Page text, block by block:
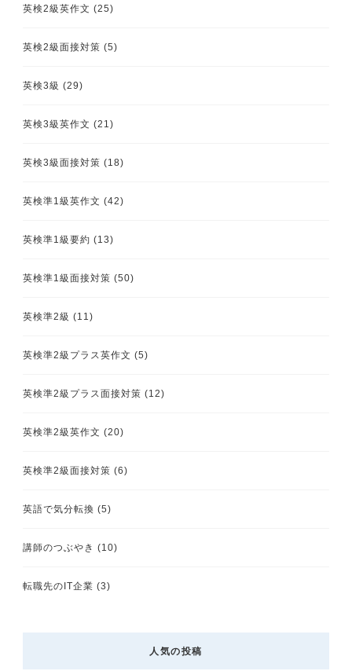
英検2級英作文 (25)
英検2級面接対策 (5)
英検3級 (29)
英検3級英作文 (21)
英検3級面接対策 (18)
英検準1級英作文 (42)
英検準1級要約 (13)
英検準1級面接対策 (50)
英検準2級 (11)
英検準2級プラス英作文 (5)
英検準2級プラス面接対策 (12)
英検準2級英作文 (20)
英検準2級面接対策 (6)
英語で気分転換 (5)
講師のつぶやき (10)
転職先のIT企業 (3)
人気の投稿